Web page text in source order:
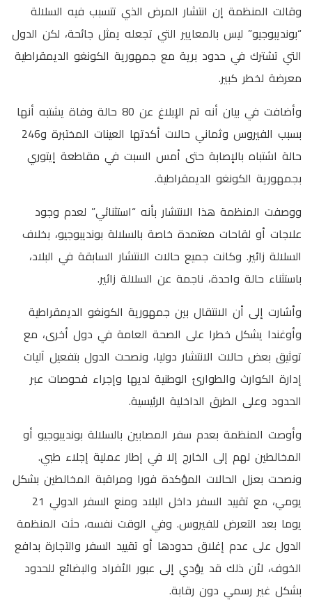
وقالت المنظمة إن انتشار المرض الذي تتسبب فيه السلالة
“بونديبوجيو” ليس بالمعايير التي تجعله يمثل جائحة، لكن الدول
التي تشترك في حدود برية مع جمهورية الكونغو الديمقراطية
معرضة لخطر كبير.
وأضافت في بيان أنه تم الإبلاغ عن 80 حالة وفاة يشتبه أنها
بسبب الفيروس وثماني حالات أكدتها العينات المختبرة و246
حالة اشتباه بالإصابة حتى أمس السبت في مقاطعة إيتوري
بجمهورية الكونغو الديمقراطية.
ووصفت المنظمة هذا الانتشار بأنه “استثنائي” لعدم وجود
علاجات أو لقاحات معتمدة خاصة بالسلالة بونديبوجيو، بخلاف
السلالة زائير. وكانت جميع حالات الانتشار السابقة في البلاد،
باستثناء حالة واحدة، ناجمة عن السلالة زائير.
وأشارت إلى أن الانتقال بين جمهورية الكونغو الديمقراطية
وأوغندا يشكل خطرا على الصحة العامة في دول أخرى، مع
توثيق بعض حالات الانتشار دوليا، ونصحت الدول بتفعيل آليات
إدارة الكوارث والطوارئ الوطنية لديها وإجراء فحوصات عبر
الحدود وعلى الطرق الداخلية الرئيسية.
وأوصت المنظمة بعدم سفر المصابين بالسلالة بونديبوجيو أو
المخالطين لهم إلى الخارج إلا في إطار عملية إجلاء طبي.
ونصحت بعزل الحالات المؤكدة فورا ومراقبة المخالطين بشكل
يومي، مع تقييد السفر داخل البلاد ومنع السفر الدولي 21
يوما بعد التعرض للفيروس. وفي الوقت نفسه، حثت المنظمة
الدول على عدم إغلاق حدودها أو تقييد السفر والتجارة بدافع
الخوف، لأن ذلك قد يؤدي إلى عبور الأفراد والبضائع للحدود
بشكل غير رسمي دون رقابة.